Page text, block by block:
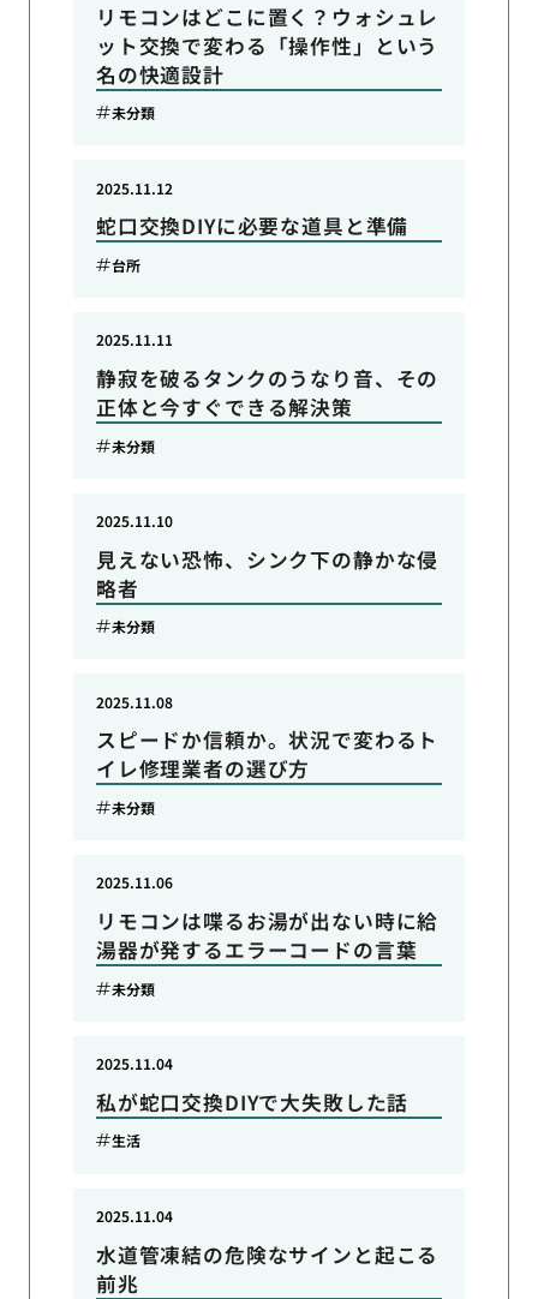
リモコンはどこに置く？ウォシュレ
ット交換で変わる「操作性」という
名の快適設計
未分類
蛇口交換DIYに必要な道具と準備
2025.11.12
台所
静寂を破るタンクのうなり音、その
正体と今すぐできる解決策
2025.11.11
未分類
見えない恐怖、シンク下の静かな侵
略者
2025.11.10
未分類
スピードか信頼か。状況で変わるト
イレ修理業者の選び方
2025.11.08
未分類
リモコンは喋るお湯が出ない時に給
湯器が発するエラーコードの言葉
2025.11.06
未分類
私が蛇口交換DIYで大失敗した話
2025.11.04
生活
水道管凍結の危険なサインと起こる
前兆
2025.11.04